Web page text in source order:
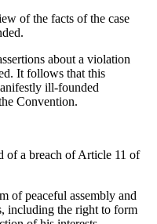
of the facts of the case
about a violation
It follows that this
ill-founded
Convention.
of a breach of Article 11 of
of peaceful assembly and
including the right to form